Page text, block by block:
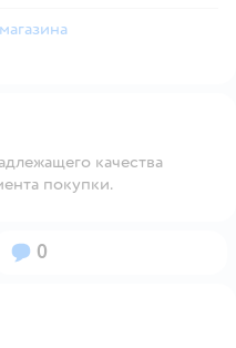
качества
покупки.
Вопросов:
0